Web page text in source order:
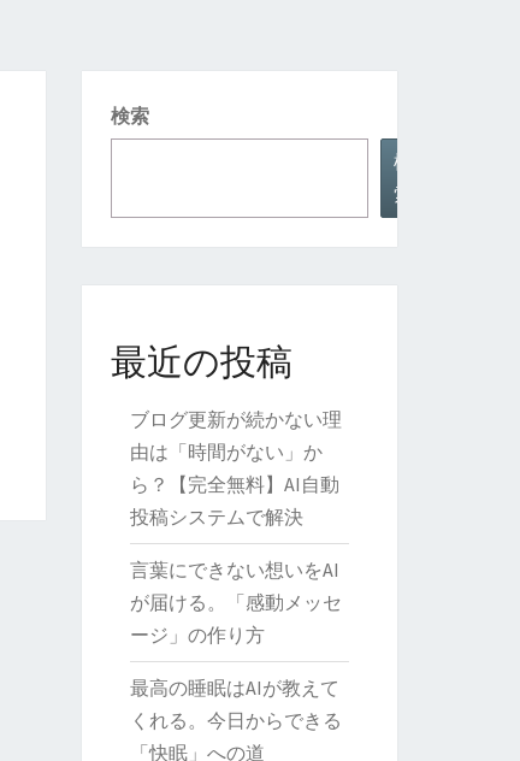
検索
検
索
最近の投稿
ブログ更新が続かない理
由は「時間がない」か
ら？【完全無料】AI自動
投稿システムで解決
言葉にできない想いをAI
が届ける。「感動メッセ
ージ」の作り方
最高の睡眠はAIが教えて
くれる。今日からできる
「快眠」への道